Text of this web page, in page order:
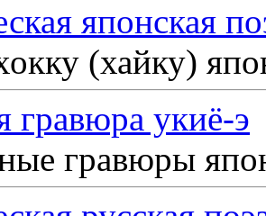
японская
(хайку)
гравюра укиё-э
гравюры